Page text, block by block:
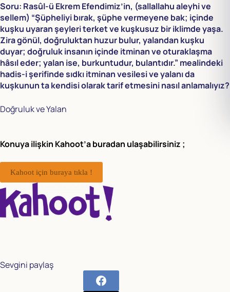
Soru: Rasûl-ü Ekrem Efendimiz’in, (sallallahu aleyhi ve
sellem) “Şüpheliyi bırak, şüphe vermeyene bak; içinde
kuşku uyaran şeyleri terket ve kuşkusuz bir iklimde yaşa.
Zira gönül, doğruluktan huzur bulur, yalandan kuşku
duyar; doğruluk insanın içinde itminan ve oturaklaşma
hâsıl eder; yalan ise, burkuntudur, bulantıdır.” mealindeki
hadis-i şerifinde sıdkı itminan vesilesi ve yalanı da
kuşkunun ta kendisi olarak tarif etmesini nasıl anlamalıyız?
Doğruluk ve Yalan
Konuya ilişkin Kahoot’a buradan ulaşabilirsiniz ;
Kahoot için buraya tıkla !
Sevgini paylaş